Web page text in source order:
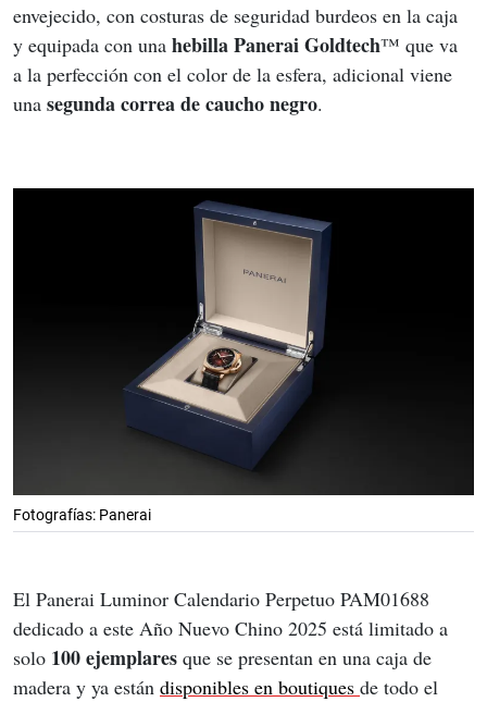
envejecido, con costuras de seguridad burdeos en la caja
y equipada con una hebilla Panerai Goldtech™ que va
a la perfección con el color de la esfera, adicional viene
una segunda correa de caucho negro.
Fotografías: Panerai
El Panerai Luminor Calendario Perpetuo PAM01688
dedicado a este Año Nuevo Chino 2025 está limitado a
solo 100 ejemplares que se presentan en una caja de
madera y ya están disponibles en boutiques de todo el